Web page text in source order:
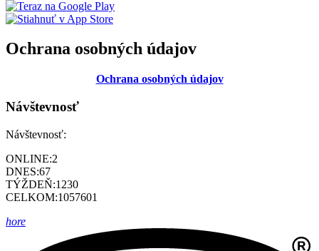
Ochrana osobných údajov
Ochrana osobných údajov
Návštevnosť
Návštevnosť:
ONLINE:2
DNES:67
TÝŽDEŇ:1230
CELKOM:1057601
hore